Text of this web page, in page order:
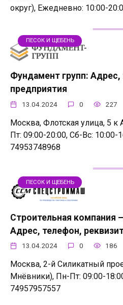
округ), Ежедневно: 10:00-
ПЕСОК И ЩЕБЕНЬ
Фундамент групп:
предприятия
13.04.2024 0 227
Москва, Флотская улица, 5
Пт: 09:00-20:00, Сб-Вс: 10:00-
74953748968
ПЕСОК И ЩЕБЕНЬ
Строительная
Адрес, телефон,
13.04.2024 0 186
Москва, 2-й Силикатный
Мнёвники), Пн-Пт: 09:00-
74957957557